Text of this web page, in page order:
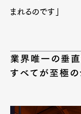
まれるのです」
業界唯一の垂直
すべてが至極の